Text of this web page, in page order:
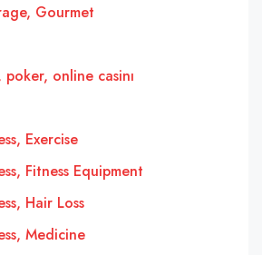
Gourmet
online casinı
Exercise
Fitness Equipment
Hair Loss
Medicine